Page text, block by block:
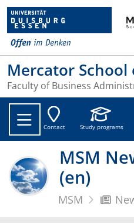
Mercator
Faculty of Business
Contact Study programs
MSM
(en)
MSM